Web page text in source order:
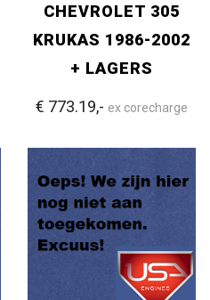
CHEVROLET 305
KRUKAS 1986-2002
+ LAGERS
€ 773.19,- ex corecharge